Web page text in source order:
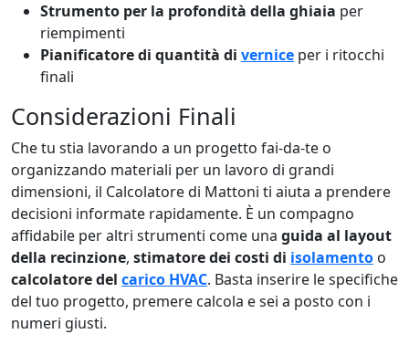
Strumento per la profondità della ghiaia per
riempimenti
Pianificatore di quantità di vernice per i ritocchi
finali
Considerazioni Finali
Che tu stia lavorando a un progetto fai-da-te o
organizzando materiali per un lavoro di grandi
dimensioni, il Calcolatore di Mattoni ti aiuta a prendere
decisioni informate rapidamente. È un compagno
affidabile per altri strumenti come una guida al layout
della recinzione, stimatore dei costi di isolamento o
calcolatore del carico HVAC. Basta inserire le specifiche
del tuo progetto, premere calcola e sei a posto con i
numeri giusti.